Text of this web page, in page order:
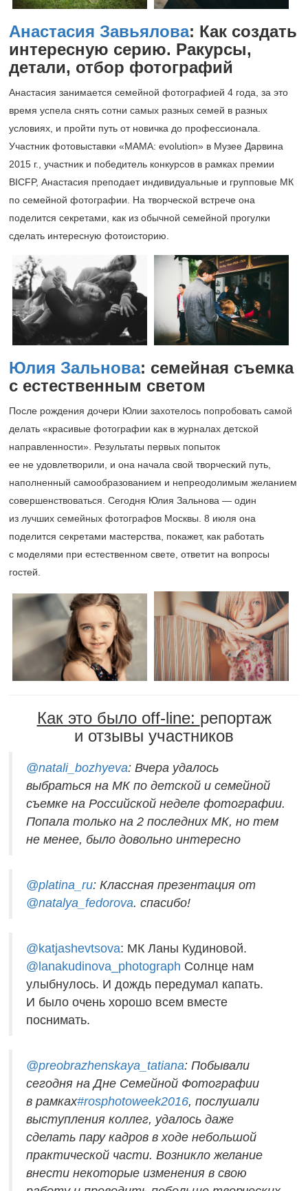
Анастасия Завьялова: Как создать
интересную серию. Ракурсы,
детали, отбор фотографий
Анастасия занимается семейной фотографией 4 года, за это
время успела снять сотни самых разных семей в разных
условиях, и пройти путь от новичка до профессионала.
Участник фотовыставки «МAMA: evolution» в Музее Дарвина
2015 г., участник и победитель конкурсов в рамках премии
BICFP, Анастасия преподает индивидуальные и групповые МК
по семейной фотографии. На творческой встрече она
поделится секретами, как из обычной семейной прогулки
сделать интересную фотоисторию.
Юлия Зальнова: семейная съемка
с естественным светом
После рождения дочери Юлии захотелось попробовать самой
делать «красивые фотографии как в журналах детской
направленности». Результаты первых попыток
ее не удовлетворили, и она начала свой творческий путь,
наполненный самообразованием и непреодолимым желанием
совершенствоваться. Сегодня Юлия Зальнова — один
из лучших семейных фотографов Москвы. 8 июля она
поделится секретами мастерства, покажет, как работать
с моделями при естественном свете, ответит на вопросы
гостей.
Как это было off-line: репортаж
и отзывы участников
@natali_bozhyeva: Вчера удалось
выбраться на МК по детской и семейной
съемке на Российской неделе фотографии.
Попала только на 2 последних МК, но тем
не менее, было довольно интересно
@platina_ru: Классная презентация от
@natalya_fedorova. спасибо!
@katjashevtsova: МК Ланы Кудиновой.
@lanakudinova_ photograph Солнце нам
улыбнулось. И дождь передумал капать.
И было очень хорошо всем вместе
поснимать.
@preobrazhenskaya_tatiana: Побывали
сегодня на Дне Семейной Фотографии
в рамках#rosphotoweek2016, послушали
выступления коллег, удалось даже
сделать пару кадров в ходе небольшой
практической части. Возникло желание
внести некоторые изменения в свою